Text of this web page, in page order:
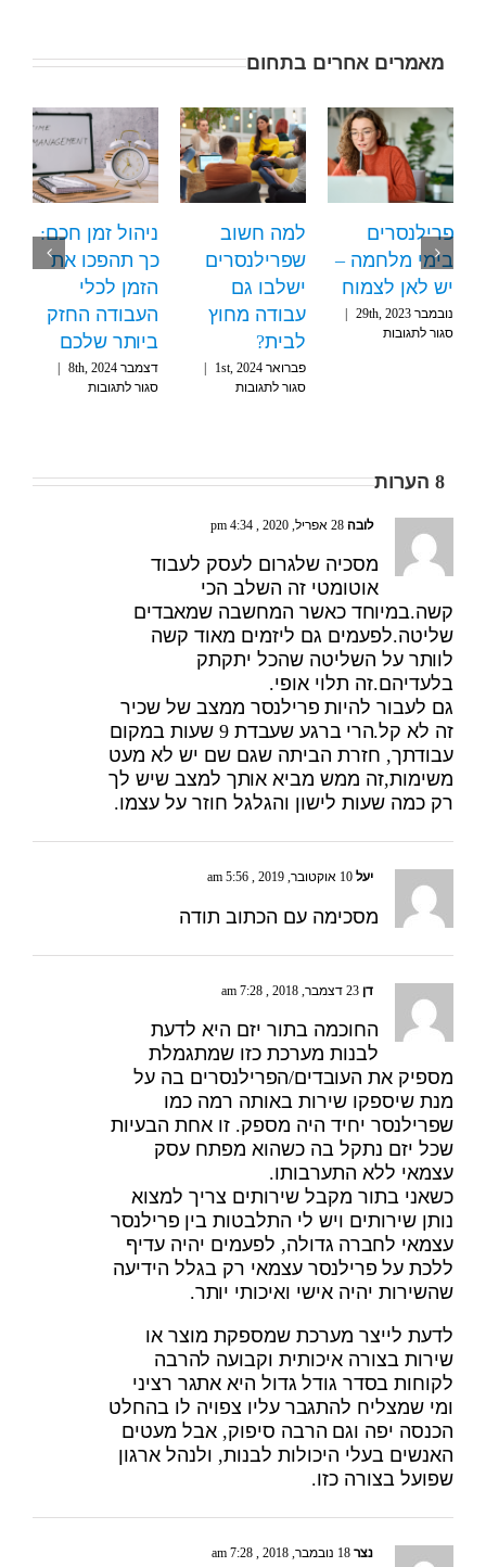
מאמרים אחרים בתחום
ניהול
כך
למה חשוב
שפרילנסרים
ישלבו גם
עבודה מחוץ
לבית?
פברואר 1st, 2024
|
סגור לתגובותעל
גם
פרילנסרים
בימי מלחמה –
יש לאן לצמוח
נובמבר 29th, 2023
|
סגור לתגובות
פרילנסרים
בימי
מלחמה
תקרת
פטור
|
הגדלת
תקרת
8 הערות
לובה
מסכיה שלגרום לעסק לעבוד
אוטומטי זה השלב הכי
קשה.במיוחד כאשר המחשבה שמאבדים
שליטה.לפעמים גם ליזמים מאוד קשה
לוותר על השליטה שהכל יתקתק
בלעדיהם.זה תלוי אופי.
גם לעבור להיות פרילנסר ממצב של שכיר
זה לא קל.הרי ברגע שעבדת 9 שעות במקום
עבודתך, חזרת הביתה שגם שם יש לא מעט
משימות,זה ממש מביא אותך למצב שיש לך
רק כמה שעות לישון והגלגל חוזר על עצמו.
יעל
מסכימה עם הכתוב תודה
דן
החוכמה בתור יזם היא לדעת
לבנות מערכת כזו שמתגמלת
מספיק את העובדים/הפרילנסרים בה על
מנת שיספקו שירות באותה רמה כמו
שפרילנסר יחיד היה מספק. זו אחת הבעיות
שכל יזם נתקל בה כשהוא מפתח עסק
עצמאי ללא התערבותו.
כשאני בתור מקבל שירותים צריך למצוא
נותן שירותים ויש לי התלבטות בין פרילנסר
עצמאי לחברה גדולה, לפעמים יהיה עדיף
ללכת על פרילנסר עצמאי רק בגלל הידיעה
שהשירות יהיה אישי ואיכותי יותר.
לדעת לייצר מערכת שמספקת מוצר או
שירות בצורה איכותית וקבועה להרבה
לקוחות בסדר גודל גדול היא אתגר רציני
ומי שמצליח להתגבר עליו צפויה לו בהחלט
הכנסה יפה וגם הרבה סיפוק, אבל מעטים
האנשים בעלי היכולות לבנות, ולנהל ארגון
שפועל בצורה כזו.
נצר